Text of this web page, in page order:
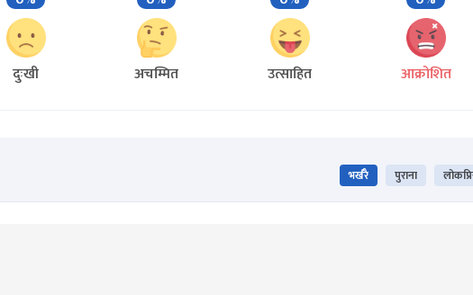
गरेसँगै विदेशबाट समेत माग बढिरहेको जानकारी उनले दिए । ‘परान’
३ करोड ७१ लाख रुपैयाँ नेरु ग्रस कमाएको चलचित्र विकास बोर्डले
अकुपेन्सी र कमाइ बलियो देखिएको छ ।